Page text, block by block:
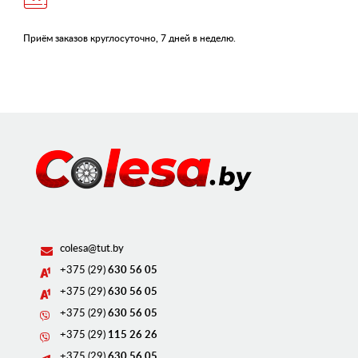
Приём заказов круглосуточно, 7 дней в неделю.
colesa@tut.by
+375 (29) 630 56 05
+375 (29) 630 56 05
+375 (29) 630 56 05
+375 (29) 115 26 26